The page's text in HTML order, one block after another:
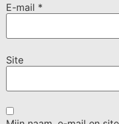
E-mail *
Site